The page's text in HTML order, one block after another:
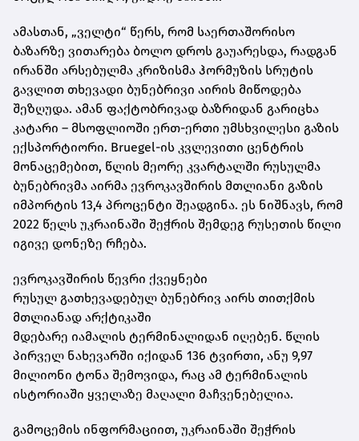
ამასთან, „ველტი“ წერს, რომ საერთაშორისო
ბაზარზე ვითარება ბოლო დროს გაუარესდა, რადგან
ირანში არსებულმა კრიზისმა ჰორმუზის სრუტის
გავლით თხევადი ბუნებრივი აირის მიწოდება
შეზღუდა. ამან ფაქტობრივად ბაზრიდან გარიცხა
კატარი – მსოფლიოში ერთ-ერთი უმსხვილესი გაზის
ექსპორტიორი. Bruegel-ის კვლევითი ცენტრის
მონაცემებით, წლის მეორე კვარტალში რუსულმა
ბუნებრივმა აირმა ევროკავშირის მთლიანი გაზის
იმპორტის 13,4 პროცენტი შეადგინა. ეს ნიშნავს, რომ
2022 წელს უკრაინაში შეჭრის შემდეგ რუსეთის წილი
იგივე დონეზე რჩება.
ევროკავშირის წევრი ქვეყნები
რუსულ გათხევადებულ ბუნებრივ აირს თითქმის
მთლიანად არქტიკაში
მდებარე იამალის ტერმინალიდან იღებენ. წლის
პირველ ნახევარში იქიდან 136 ტვირთი, ანუ 9,97
მილიონი ტონა შემოვიდა, რაც ამ ტერმინალის
ისტორიაში ყველაზე მაღალი მაჩვენებელია.
გამოცემის ინფორმაციით, უკრაინაში შეჭრის